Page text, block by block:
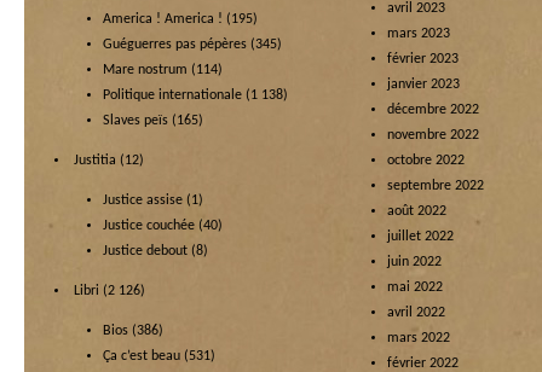
America ! America ! (195)
Guéguerres pas pépères (345)
Mare nostrum (114)
Politique internationale (1 138)
Slaves peïs (165)
Justitia (12)
Justice assise (1)
Justice couchée (40)
Justice debout (8)
Libri (2 126)
Bios (386)
Ça c’est beau (531)
avril 2023
mars 2023
février 2023
janvier 2023
décembre 2022
novembre 2022
octobre 2022
septembre 2022
août 2022
juillet 2022
juin 2022
mai 2022
avril 2022
mars 2022
février 2022